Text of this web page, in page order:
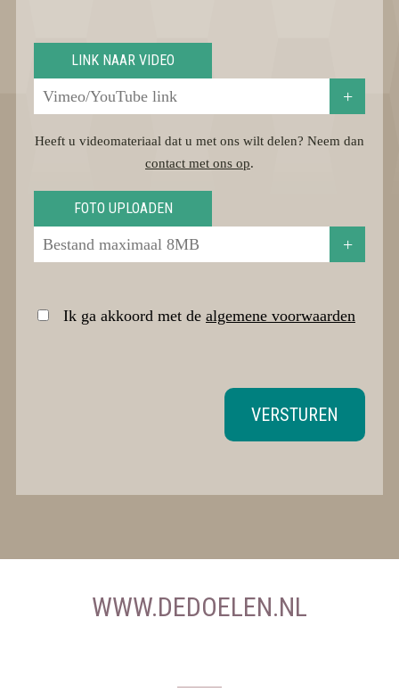
LINK NAAR VIDEO
+
Heeft u videomateriaal dat u met ons wilt delen? Neem dan
contact met ons op.
FOTO UPLOADEN
+
Ik ga akkoord met de algemene voorwaarden
VERSTUREN
WWW.DEDOELEN.NL